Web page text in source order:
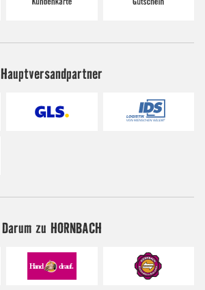
Hauptversandpartner
Darum zu HORNBACH